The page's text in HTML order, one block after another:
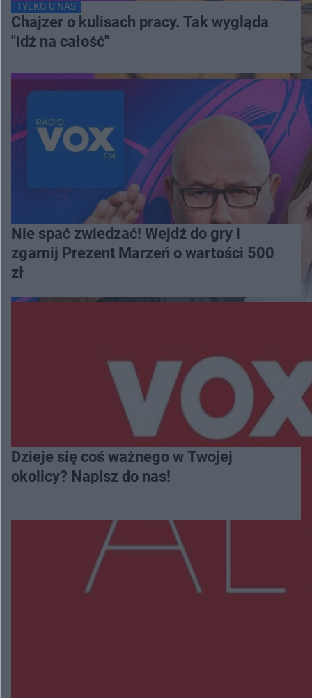
TYLKO U NAS
Chajzer o kulisach pracy. Tak wygląda
"Idź na całość"
Nie spać zwiedzać! Wejdź do gry i
zgarnij Prezent Marzeń o wartości 500
zł
Dzieje się coś ważnego w Twojej
okolicy? Napisz do nas!
Więcej